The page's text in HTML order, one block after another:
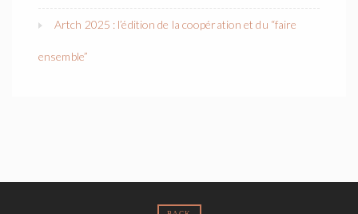
Artch 2025 : l’édition de la coopération et du “faire
ensemble”